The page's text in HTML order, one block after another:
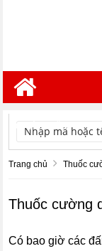
TÌM KIẾM
Trang chủ Thuốc
Thuốc cường
Có bao giờ các